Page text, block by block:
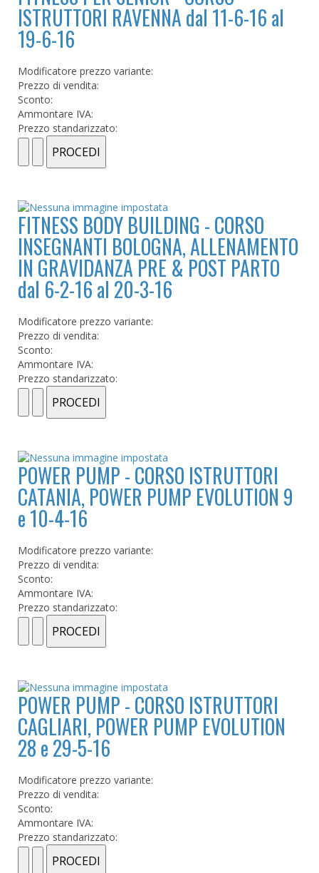
ISTRUTTORI RAVENNA dal 11-6-16 al
19-6-16
Modificatore prezzo variante:
Prezzo di vendita:
Sconto:
Ammontare IVA:
Prezzo standarizzato:
FITNESS BODY BUILDING - CORSO
INSEGNANTI BOLOGNA, ALLENAMENTO
IN GRAVIDANZA PRE & POST PARTO
dal 6-2-16 al 20-3-16
Modificatore prezzo variante:
Prezzo di vendita:
Sconto:
Ammontare IVA:
Prezzo standarizzato:
POWER PUMP - CORSO ISTRUTTORI
CATANIA, POWER PUMP EVOLUTION 9
e 10-4-16
Modificatore prezzo variante:
Prezzo di vendita:
Sconto:
Ammontare IVA:
Prezzo standarizzato:
POWER PUMP - CORSO ISTRUTTORI
CAGLIARI, POWER PUMP EVOLUTION
28 e 29-5-16
Modificatore prezzo variante:
Prezzo di vendita:
Sconto:
Ammontare IVA:
Prezzo standarizzato: